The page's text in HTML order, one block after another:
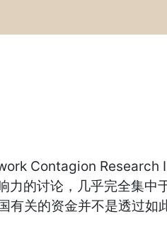
Contagion Research
的讨论，几乎完全集中
关的资金并不是透过如